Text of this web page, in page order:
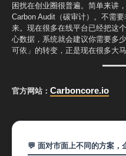
困扰在创业圈很普遍。简单来讲
Carbon Audit（碳审计）。不需
来。现在很多在线平台已经把这
心数据，系统就会建议你需要多
可依」的转变，正是现在很多大
官方网站： Carboncore.io
💬 面对市面上不同的方案，